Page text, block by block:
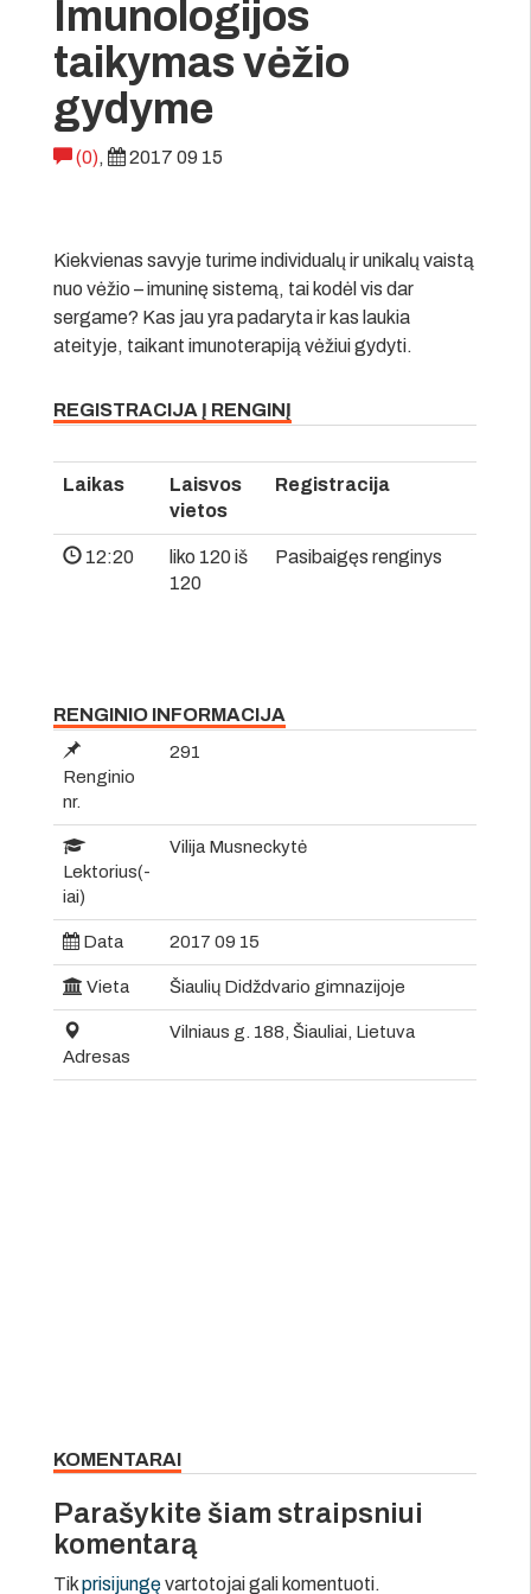
Imunologijos
taikymas vėžio
gydyme
(0), 2017 09 15
Kiekvienas savyje turime individualų ir unikalų vaistą
nuo vėžio – imuninę sistemą, tai kodėl vis dar
sergame? Kas jau yra padaryta ir kas laukia
ateityje, taikant imunoterapiją vėžiui gydyti.
REGISTRACIJA Į RENGINĮ
Laikas
Laisvos
vietos
Registracija
12:20
liko 120 iš
120
Pasibaigęs renginys
RENGINIO INFORMACIJA
Renginio
nr.
291
Lektorius(-
iai)
Vilija Musneckytė
Data 2017 09 15
Vieta Šiaulių Didždvario gimnazijoje
Adresas
Vilniaus g. 188, Šiauliai, Lietuva
KOMENTARAI
Parašykite šiam straipsniui
komentarą
Tikprisijungęvartotojai gali komentuoti.